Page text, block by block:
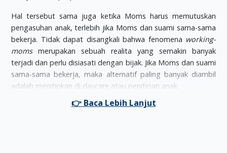
Hal tersebut sama juga ketika Moms harus memutuskan
pengasuhan anak, terlebih jika Moms dan suami sama-sama
bekerja. Tidak dapat disangkali bahwa fenomena working-
momsmerupakan sebuah realita yang semakin banyak
terjadi dan perlu disiasati dengan bijak. Jika Moms dan suami
sama-sama bekerja, maka alternatif paling banyak diambil
adalah menitipkan di daycare atau penitipan anak.
Untuk Moms yang masih ragu untuk menitipkan anaknya di